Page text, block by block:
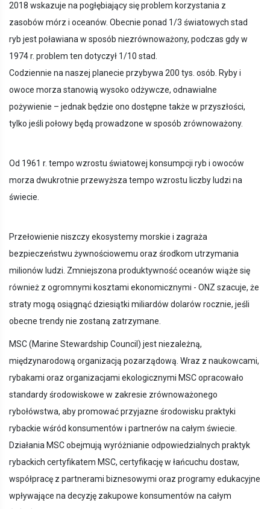
2018 wskazuje na pogłębiający się problem korzystania z
zasobów mórz i oceanów. Obecnie ponad 1/3 światowych stad
ryb jest poławiana w sposób niezrównoważony, podczas gdy w
1974 r. problem ten dotyczył 1/10 stad.
Codziennie na naszej planecie przybywa 200 tys. osób. Ryby i
owoce morza stanowią wysoko odżywcze, odnawialne
pożywienie – jednak będzie ono dostępne także w przyszłości,
tylko jeśli połowy będą prowadzone w sposób zrównoważony.
Od 1961 r. tempo wzrostu światowej konsumpcji ryb i owoców
morza dwukrotnie przewyższa tempo wzrostu liczby ludzi na
świecie.
Przełowienie niszczy ekosystemy morskie i zagraża
bezpieczeństwu żywnościowemu oraz środkom utrzymania
milionów ludzi. Zmniejszona produktywność oceanów wiąże się
również z ogromnymi kosztami ekonomicznymi - ONZ szacuje, że
straty mogą osiągnąć dziesiątki miliardów dolarów rocznie, jeśli
obecne trendy nie zostaną zatrzymane.
MSC (Marine Stewardship Council) jest niezależną,
międzynarodową organizacją pozarządową. Wraz z naukowcami,
rybakami oraz organizacjami ekologicznymi MSC opracowało
standardy środowiskowe w zakresie zrównoważonego
rybołówstwa, aby promować przyjazne środowisku praktyki
rybackie wśród konsumentów i partnerów na całym świecie.
Działania MSC obejmują wyróżnianie odpowiedzialnych praktyk
rybackich certyfikatem MSC, certyfikację w łańcuchu dostaw,
współpracę z partnerami biznesowymi oraz programy edukacyjne
wpływające na decyzję zakupowe konsumentów na całym